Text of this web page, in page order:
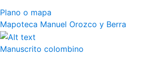
Plano o mapa
Mapoteca Manuel Orozco y Berra
Manuscrito colombino